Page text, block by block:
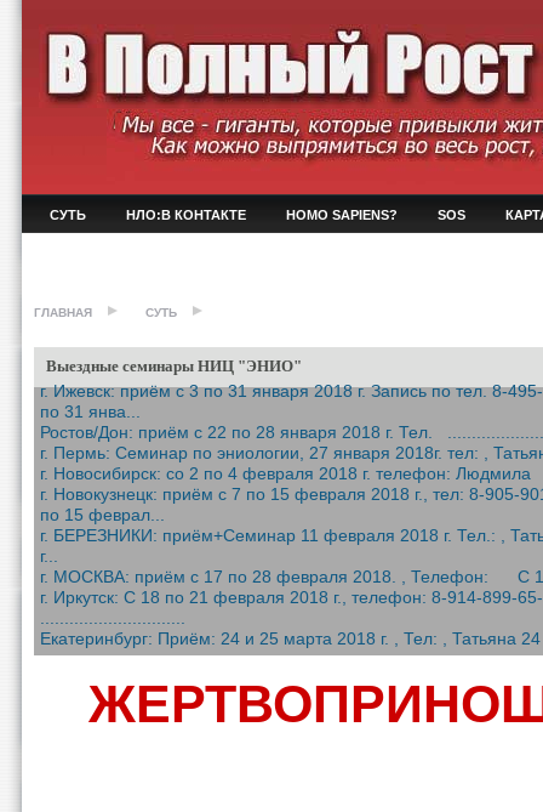
СУТЬ НЛО:В КОНТАКТЕ HOMO SAPIENS? SOS
ГЛАВНАЯ СУТЬ
Выездные семинары НИЦ "ЭНИО"
г. Ижевск: приём с 3 по 31 января 2018 г. Запись по тел. 8-
по 31 янва...
Ростов/Дон: приём c 22 по 28 января 2018 г. Тел.
г. Пермь: Семинар по эниологии, 27 января 2018г. тел: ,
г. Новосибирск: со 2 по 4 февраля 2018 г. телефон:
г. Новокузнецк: приём с 7 по 15 февраля 2018 г., тел: 8-
по 15 феврал...
г. БЕРЕЗНИКИ: приём+Семинар 11 февраля 2018 г. Тел.: ,
г...
г. МОСКВА: приём с 17 по 28 февраля 2018. , Телефон: С
г. Иркутск: С 18 по 21 февраля 2018 г., телефон: 8-914-899-
Екатеринбург: Приём: 24 и 25 марта 2018 г. , Тел: , Татьяна